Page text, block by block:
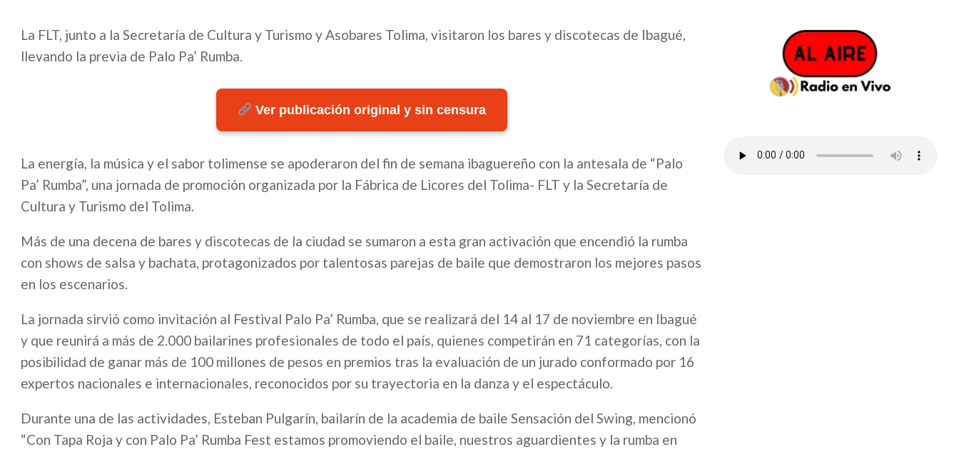
La FLT, junto a la Secretaría de Cultura y Turismo y Asobares Tolima, visitaron los bares y discotecas de Ibagué,
llevando la previa de Palo Pa’ Rumba.
Ver publicación original y sin censura
La energía, la música y el sabor tolimense se apoderaron del fin de semana ibaguereño con la antesala de “Palo
Pa’ Rumba”, una jornada de promoción organizada por la Fábrica de Licores del Tolima- FLT y la Secretaría de
Cultura y Turismo del Tolima.
Más de una decena de bares y discotecas de la ciudad se sumaron a esta gran activación que encendió la rumba
con shows de salsa y bachata, protagonizados por talentosas parejas de baile que demostraron los mejores pasos
en los escenarios.
La jornada sirvió como invitación al Festival Palo Pa’ Rumba, que se realizará del 14 al 17 de noviembre en Ibagué
y que reunirá a más de 2.000 bailarines profesionales de todo el país, quienes competirán en 71 categorías, con la
posibilidad de ganar más de 100 millones de pesos en premios tras la evaluación de un jurado conformado por 16
expertos nacionales e internacionales, reconocidos por su trayectoria en la danza y el espectáculo.
Durante una de las actividades, Esteban Pulgarín, bailarín de la academia de baile Sensación del Swing, mencionó
“Con Tapa Roja y con Palo Pa’ Rumba Fest estamos promoviendo el baile, nuestros aguardientes y la rumba en